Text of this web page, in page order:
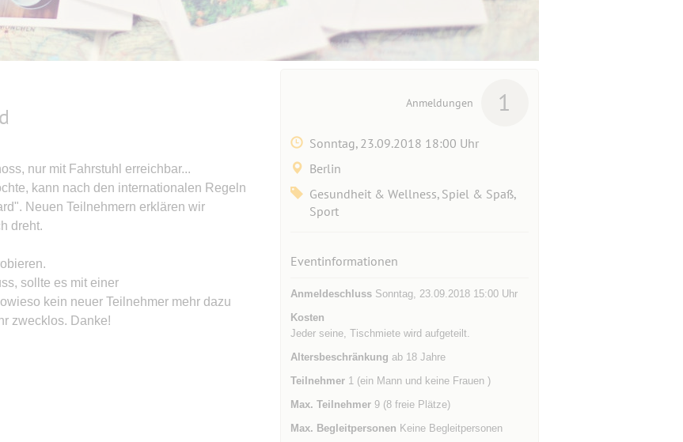
nur mit Fahrstuhl erreichbar...
kann nach den internationalen Regeln
Neuen Teilnehmern erklären wir
dreht.
sollte es mit einer
kein neuer Teilnehmer mehr dazu
zwecklos. Danke!
Anmeldungen 1
Sonntag, 23.09.2018 18:00 Uhr
Berlin
Gesundheit & Wellness, Spiel & Spaß,
Sport
Eventinformationen
AnmeldeschlussSonntag, 23.09.2018 15:00 Uhr
Kosten
Jeder seine, Tischmiete wird aufgeteilt.
Altersbeschränkung ab 18 Jahre
Teilnehmer1 (ein Mann und keine Frauen )
Max. Teilnehmer9 (8 freie Plätze)
Max. Begleitpersonen Keine Begleitpersonen